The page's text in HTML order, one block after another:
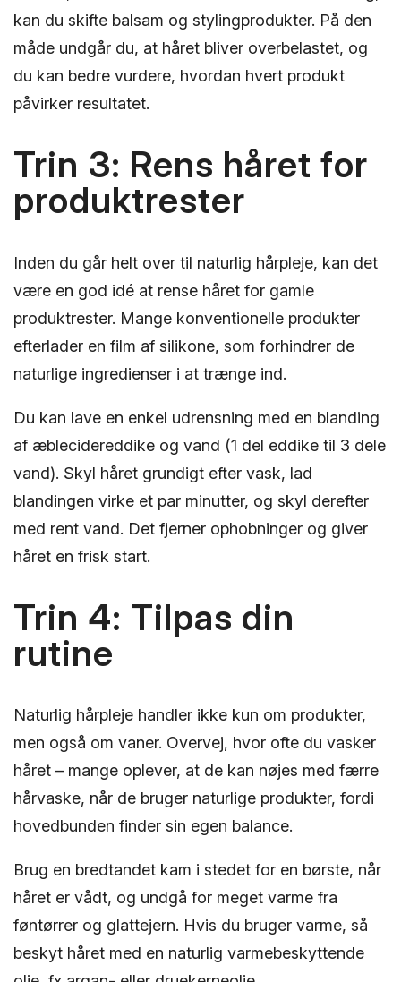
kan du skifte balsam og stylingprodukter. På den
måde undgår du, at håret bliver overbelastet, og
du kan bedre vurdere, hvordan hvert produkt
påvirker resultatet.
Trin 3: Rens håret for
produktrester
Inden du går helt over til naturlig hårpleje, kan det
være en god idé at rense håret for gamle
produktrester. Mange konventionelle produkter
efterlader en film af silikone, som forhindrer de
naturlige ingredienser i at trænge ind.
Du kan lave en enkel udrensning med en blanding
af æblecidereddike og vand (1 del eddike til 3 dele
vand). Skyl håret grundigt efter vask, lad
blandingen virke et par minutter, og skyl derefter
med rent vand. Det fjerner ophobninger og giver
håret en frisk start.
Trin 4: Tilpas din
rutine
Naturlig hårpleje handler ikke kun om produkter,
men også om vaner. Overvej, hvor ofte du vasker
håret – mange oplever, at de kan nøjes med færre
hårvaske, når de bruger naturlige produkter, fordi
hovedbunden finder sin egen balance.
Brug en bredtandet kam i stedet for en børste, når
håret er vådt, og undgå for meget varme fra
føntørrer og glattejern. Hvis du bruger varme, så
beskyt håret med en naturlig varmebeskyttende